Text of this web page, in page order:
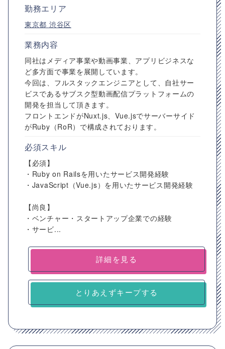
勤務エリア
東京都 渋谷区
業務内容
同社はメディア事業や動画事業、アプリビジネスな
ど多方面で事業を展開しています。
今回は、フルスタックエンジニアとして、自社サー
ビスであるサブスク型動画配信プラットフォームの
開発を担当して頂きます。
フロントエンドがNuxt.js、Vue.jsでサーバーサイド
がRuby（RoR）で構成されております。
必須スキル
【必須】
・Ruby on Railsを用いたサービス開発経験
・JavaScript（Vue.js）を用いたサービス開発経験
【尚良】
・ベンチャー・スタートアップ企業での経験
・サービ...
詳細を見る
とりあえずキープする